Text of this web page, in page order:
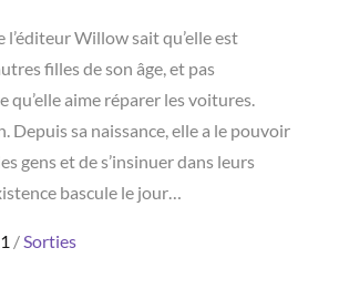
Willow sait qu’elle est
filles de son âge, et pas
qu’elle aime réparer les voitures.
Depuis sa naissance, elle a le pouvoir
gens et de s’insinuer dans leurs
bascule le jour…
Sorties